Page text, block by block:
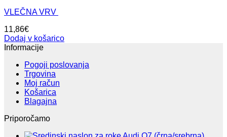
VLEČNA VRV
11,86€
Dodaj v košarico
Informacije
Pogoji poslovanja
Trgovina
Moj račun
Košarica
Blagajna
Priporočamo